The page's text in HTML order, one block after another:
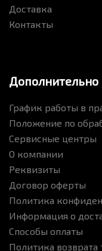
Доставка
Контакты
Дополнительно
График работы в
Положение по
Сервисные центры
О компании
Реквизиты
Договор оферты
Политика
Информация о
Способы оплаты
Политика